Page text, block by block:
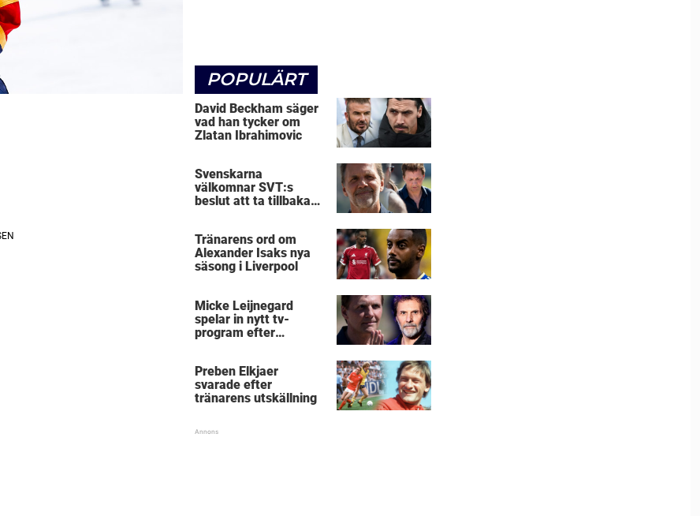
POPULÄRT
David Beckham säger
vad han tycker om
Zlatan Ibrahimovic
Svenskarna
välkomnar SVT:s
beslut att ta tillbaka
Tränarens ord om
Alexander Isaks nya
säsong i Liverpool
Micke Leijnegard
spelar in nytt tv-
program efter
Preben Elkjaer
svarade efter
tränarens utskällning